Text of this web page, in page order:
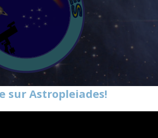
sur Astropleiades!